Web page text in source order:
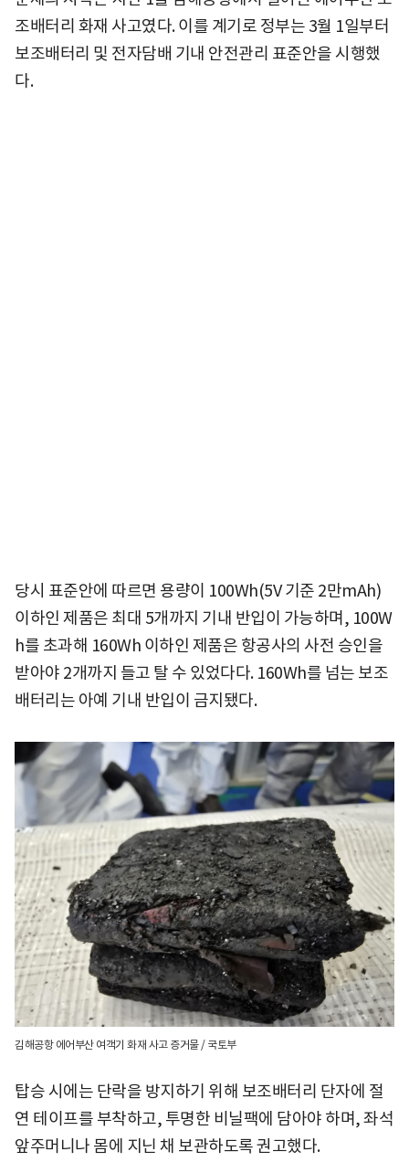
조배터리 화재 사고였다. 이를 계기로 정부는 3월 1일부터
보조배터리 및 전자담배 기내 안전관리 표준안을 시행했
다.
당시 표준안에 따르면 용량이 100Wh(5V 기준 2만mAh)
이하인 제품은 최대 5개까지 기내 반입이 가능하며, 100W
h를 초과해 160Wh 이하인 제품은 항공사의 사전 승인을
받아야 2개까지 들고 탈 수 있었다다. 160Wh를 넘는 보조
배터리는 아예 기내 반입이 금지됐다.
김해공항 에어부산 여객기 화재 사고 증거물 / 국토부
탑승 시에는 단락을 방지하기 위해 보조배터리 단자에 절
연 테이프를 부착하고, 투명한 비닐팩에 담아야 하며, 좌석
앞주머니나 몸에 지닌 채 보관하도록 권고했다.